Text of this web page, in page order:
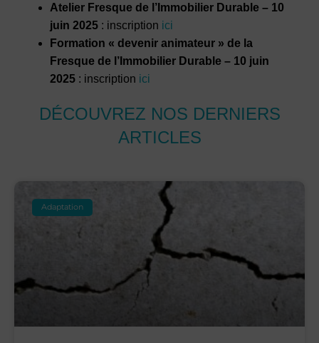
Atelier Fresque de l’Immobilier Durable – 10
juin 2025 : inscription ici
Formation « devenir animateur » de la
Fresque de l’Immobilier Durable – 10 juin
2025 : inscription ici
DÉCOUVREZ NOS DERNIERS
ARTICLES
Adaptation